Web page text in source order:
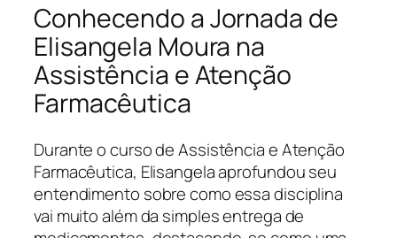
Conhecendo a Jornada de
Elisangela Moura na
Assistência e Atenção
Farmacêutica
Durante o curso de Assistência e Atenção
Farmacêutica, Elisangela aprofundou seu
entendimento sobre como essa disciplina
vai muito além da simples entrega de